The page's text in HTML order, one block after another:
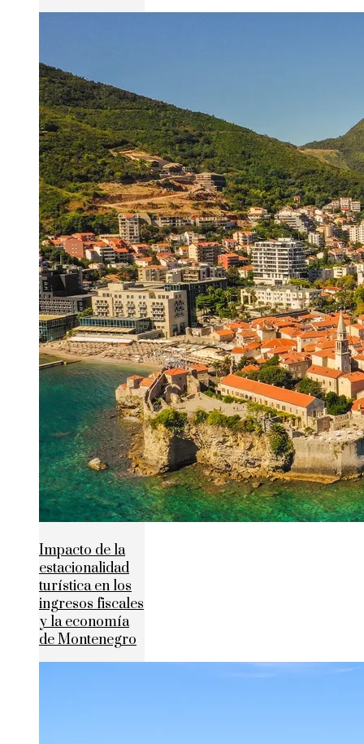
Impacto de la
estacionalidad
turística en los
ingresos fiscales
y la economía
de Montenegro